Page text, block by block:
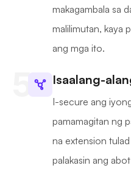
makagambala sa
malilimutan, kaya
ang mga ito.
Isaalang-
I-secure ang
pamamagitan ng
na extension
palakasin ang